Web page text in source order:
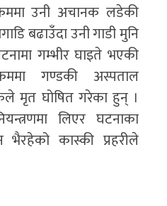
उनी अचानक लडेकी
बढाउँदा उनी गाडी मुनि
गम्भीर घाइते भएकी
गण्डकी अस्पताल
मृत घोषित गरेका हुन् ।
लिएर घटनाका
कास्की प्रहरीले